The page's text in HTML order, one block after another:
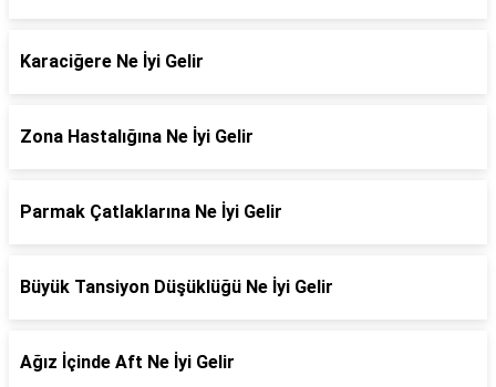
Karaciğere Ne İyi Gelir
Zona Hastalığına Ne İyi Gelir
Parmak Çatlaklarına Ne İyi Gelir
Büyük Tansiyon Düşüklüğü Ne İyi Gelir
Ağız İçinde Aft Ne İyi Gelir